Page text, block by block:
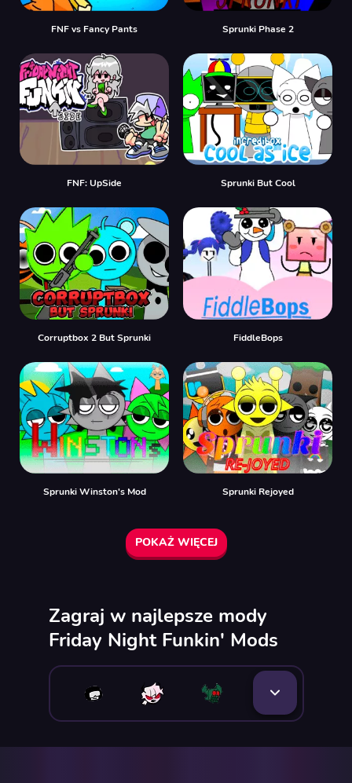
FNF vs Fancy Pants Sprunki Phase 2
FNF: UpSide Sprunki But Cool
Corruptbox 2 But Sprunki FiddleBops
Sprunki Winston's Mod Sprunki Rejoyed
POKAŻ WIĘCEJ
Zagraj w najlepsze mody
Friday Night Funkin' Mods